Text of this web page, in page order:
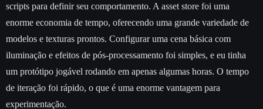
scripts para definir seu comportamento. A asset store foi uma
enorme economia de tempo, oferecendo uma grande variedade de
modelos e texturas prontos. Configurar uma cena básica com
iluminação e efeitos de pós-processamento foi simples, e eu tinha
um protótipo jogável rodando em apenas algumas horas. O tempo
de iteração foi rápido, o que é uma enorme vantagem para
experimentação.